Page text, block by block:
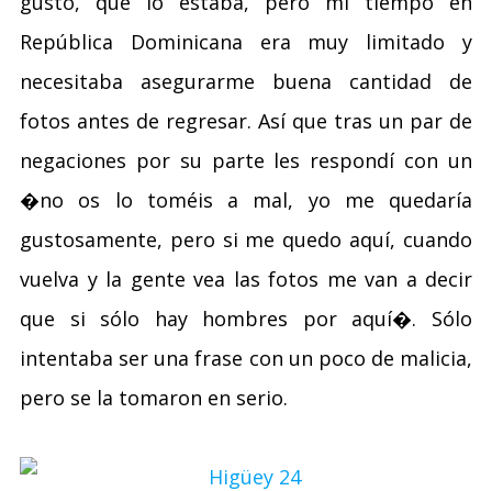
República Dominicana era muy limitado y
necesitaba asegurarme buena cantidad de
fotos antes de regresar. Así que tras un par de
negaciones por su parte les respondí con un
�no os lo toméis a mal, yo me quedaría
gustosamente, pero si me quedo aquí, cuando
vuelva y la gente vea las fotos me van a decir
que si sólo hay hombres por aquí�. Sólo
intentaba ser una frase con un poco de malicia,
pero se la tomaron en serio.